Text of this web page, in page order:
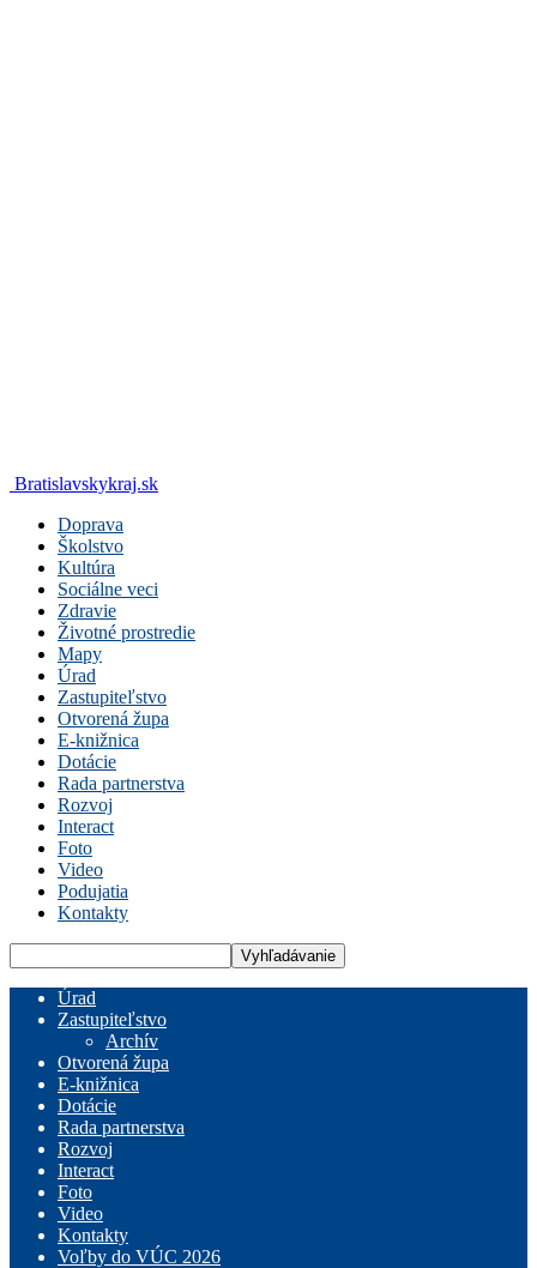
Bratislavskykraj.sk
Doprava
Školstvo
Kultúra
Sociálne veci
Zdravie
Životné prostredie
Mapy
Úrad
Zastupiteľstvo
Otvorená župa
E-knižnica
Dotácie
Rada partnerstva
Rozvoj
Interact
Foto
Video
Podujatia
Kontakty
Úrad
Zastupiteľstvo
Archív
Otvorená župa
E-knižnica
Dotácie
Rada partnerstva
Rozvoj
Interact
Foto
Video
Kontakty
Voľby do VÚC 2026